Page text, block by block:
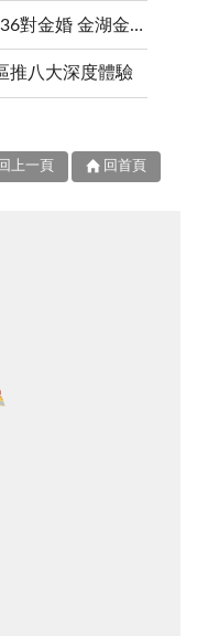
5對白金婚、11對鑽石婚、36對金婚 金湖金沙夫妻共享榮耀時刻 陳福海表揚金鑽婚夫妻 向半世紀相守家庭典範致敬
推八大深度體驗
回上一頁 回首頁